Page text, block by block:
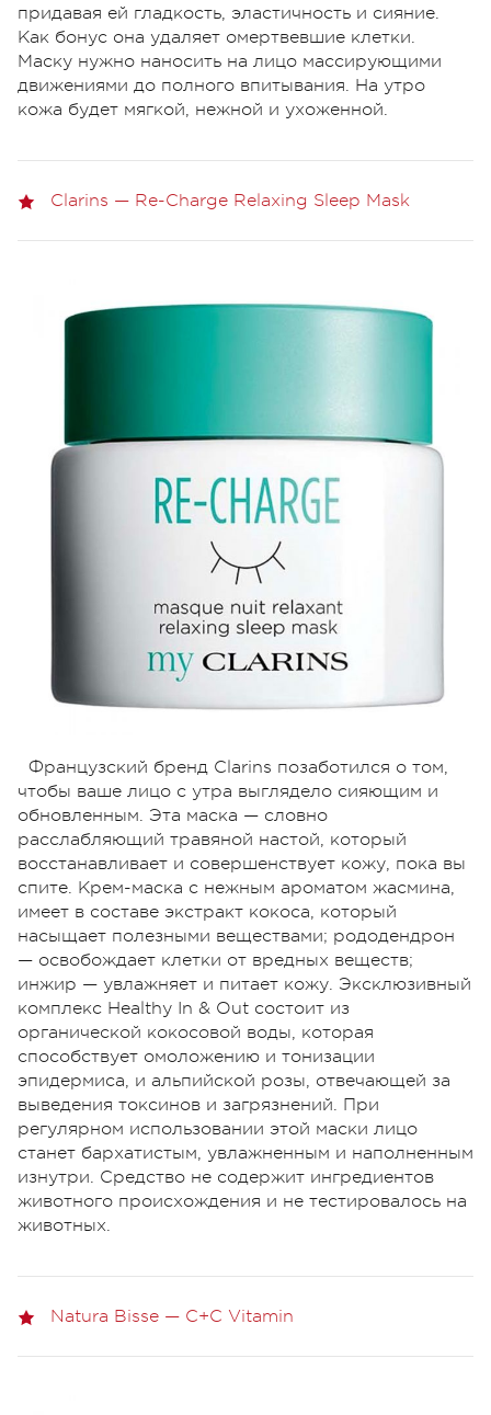
придавая ей гладкость, эластичность и сияние.
Как бонус она удаляет омертвевшие клетки.
Маску нужно наносить на лицо массирующими
движениями до полного впитывания. На утро
кожа будет мягкой, нежной и ухоженной.
Clarins — Re-Charge Relaxing Sleep Mask
Французский бренд Clarins позаботился о том,
чтобы ваше лицо с утра выглядело сияющим и
обновленным. Эта маска — словно
расслабляющий травяной настой, который
восстанавливает и совершенствует кожу, пока вы
спите. Крем-маска с нежным ароматом жасмина,
имеет в составе экстракт кокоса, который
насыщает полезными веществами; рододендрон
— освобождает клетки от вредных веществ;
инжир — увлажняет и питает кожу. Эксклюзивный
комплекс Healthy In & Out состоит из
органической кокосовой воды, которая
способствует омоложению и тонизации
эпидермиса, и альпийской розы, отвечающей за
выведения токсинов и загрязнений. При
регулярном использовании этой маски лицо
станет бархатистым, увлажненным и наполненным
изнутри. Средство не содержит ингредиентов
животного происхождения и не тестировалось на
животных.
Natura Bisse — C+C Vitamin